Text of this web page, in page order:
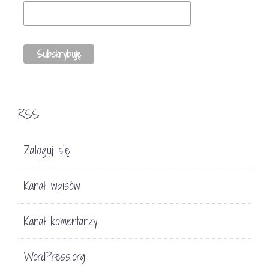
RSS
Zaloguj się
Kanał wpisów
Kanał komentarzy
WordPress.org